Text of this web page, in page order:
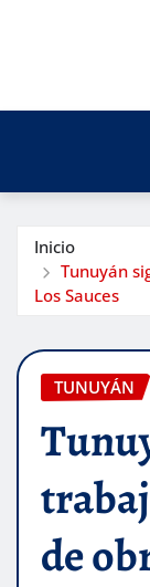
Inicio
Tunuyán
Los Sauces
TUNUYÁN
de